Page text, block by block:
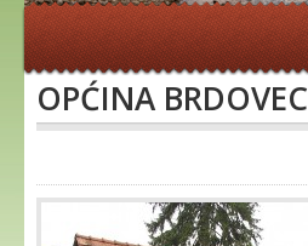
OPĆINA BRDOVEC